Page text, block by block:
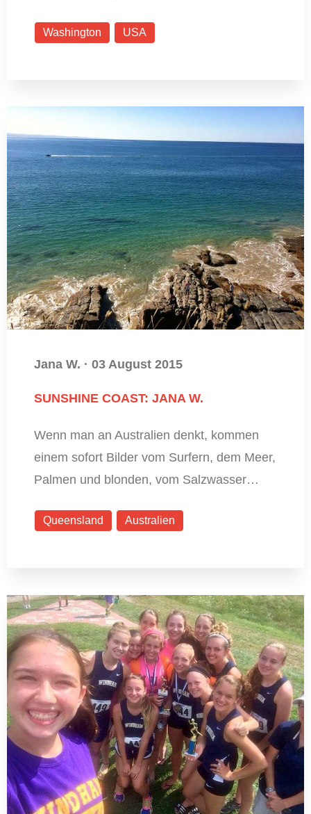
Washington USA
Jana W. · 03 August 2015
SUNSHINE COAST: JANA W.
Wenn man an Australien denkt, kommen
einem sofort Bilder vom Surfern, dem Meer,
Palmen und blonden, vom Salzwasser…
Queensland Australien